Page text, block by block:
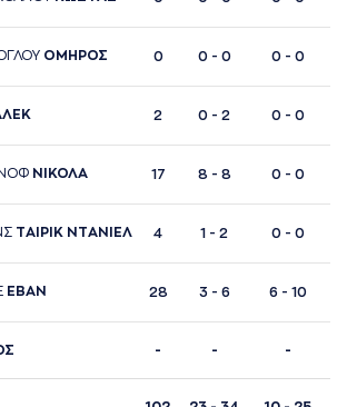
ΟΜΗΡΟΣ 0 0 - 0 0 - 0
2 0 - 2 0 - 0
ΝΙΚΟΛA 17 8 - 8 0 - 0
ΤAΙΡΙΚ ΝΤAΝΙΕΛ 4 1 - 2 0 - 0
ΕΒAΝ 28 3 - 6 6 - 10
- - -